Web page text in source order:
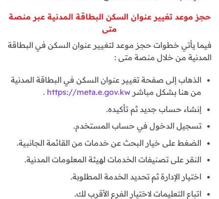
حجز موعد تغيير عنوان السكن البطاقة المدنية عبر منصة
متى
فيما يأتي خطوات حجز موعد لتغيير عنوان السكن في البطاقة
المدنية من خلال منصة متى :
الذهاب إلى صفحة تغيير عنوان السكن في البطاقة المدنية
من هنا بشكل مباشر https://meta.e.gov.kw
.
إنشاء حساب جديد ثم تأكيده.
تسجيل الدخول في حساب المستخدم.
الضغط على خيار البحث عن خدمات من القائمة الجانبية.
النقر على تصنيفات الخدمات لهيئة المعلومات المدنية.
اختيار الإدارة ثم تحديد الخدمة المطلوبة.
اتباع التعليمات لاختيار الفرع الأقرب لك.